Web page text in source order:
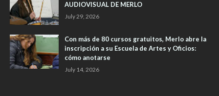
AUDIOVISUAL DE MERLO
July 29, 2026
Con más de 80 cursos gratuitos, Merlo abre la
inscripción a su Escuela de Artes y Oficios:
cómo anotarse
July 14, 2026